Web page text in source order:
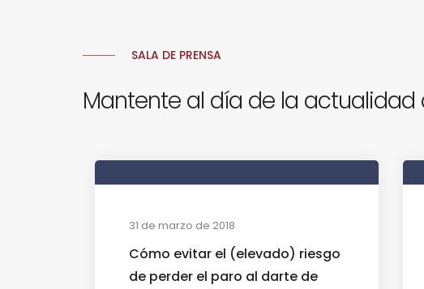
SALA DE PRENSA
Mantente al día de la actualidad
31 de marzo de 2018
Cómo evitar el (elevado) riesgo
de perder el paro al darte de